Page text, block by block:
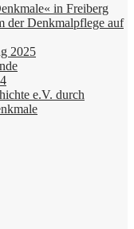
in Freiberg
der Denkmalpflege auf
2025
e.V. durch